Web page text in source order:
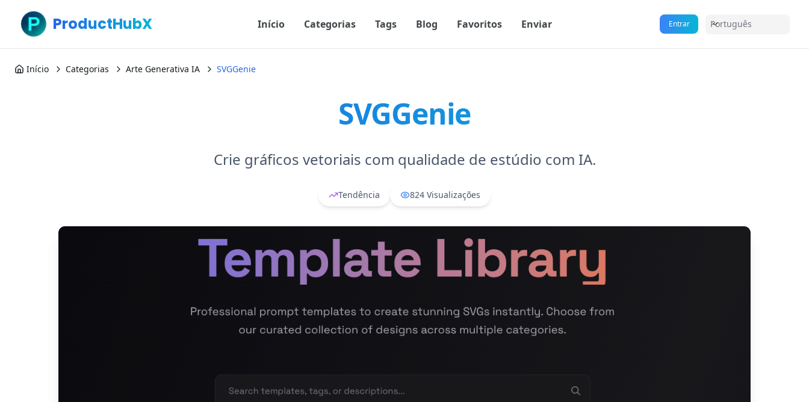
ProductHubX Início Categorias Tags Blog Favoritos Enviar Entrar Português
Início Categorias Arte Generativa IA SVGGenie
SVGGenie
Crie gráficos vetoriais com qualidade de estúdio com IA.
Tendência 824 Visualizações